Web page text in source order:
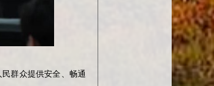
群众提供安全、畅通